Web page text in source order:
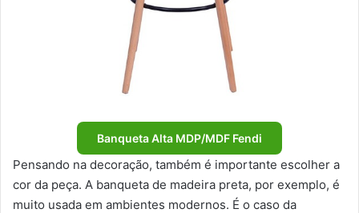
Banqueta Alta MDP/MDF Fendi
Pensando na decoração, também é importante escolher a
cor da peça. A banqueta de madeira preta, por exemplo, é
muito usada em ambientes modernos. É o caso da